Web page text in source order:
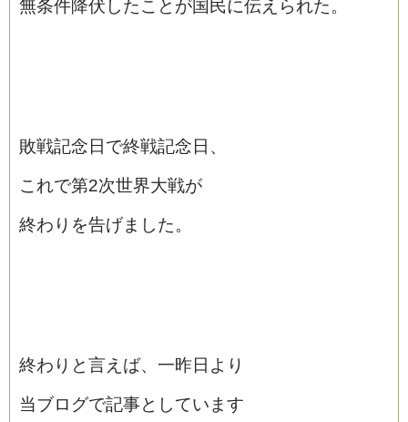
無条件降伏したことが国民に伝えられた。
敗戦記念日で終戦記念日、
これで第2次世界大戦が
終わりを告げました。
終わりと言えば、一昨日より
当ブログで記事としています